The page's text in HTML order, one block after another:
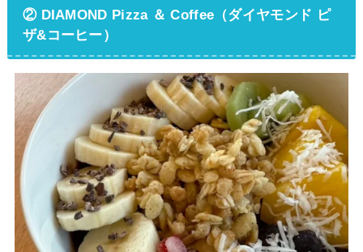
② DIAMOND Pizza ＆ Coffee（ダイヤモンド ピ
ザ&コーヒー）